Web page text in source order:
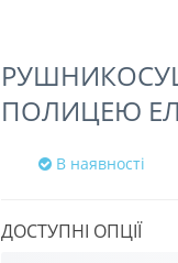
ПОЛИЦЕЮ
В наявності
ДОСТУПНІ ОПЦІЇ